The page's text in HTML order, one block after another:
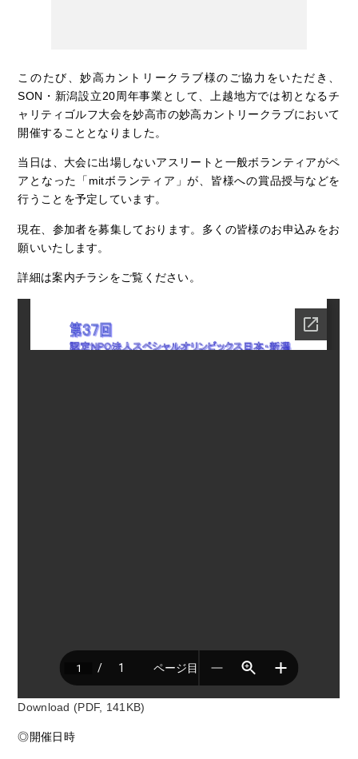
このたび、妙高カントリークラブ様のご協力をいただき、
SON・新潟設立20周年事業として、上越地方では初となるチ
ャリティゴルフ大会を妙高市の妙高カントリークラブにおいて
開催することとなりました。
当日は、大会に出場しないアスリートと一般ボランティアがペ
アとなった「mitボランティア」が、皆様への賞品授与などを
行うことを予定しています。
現在、参加者を募集しております。多くの皆様のお申込みをお
願いいたします。
詳細は案内チラシをご覧ください。
Download (PDF, 141KB)
◎開催日時